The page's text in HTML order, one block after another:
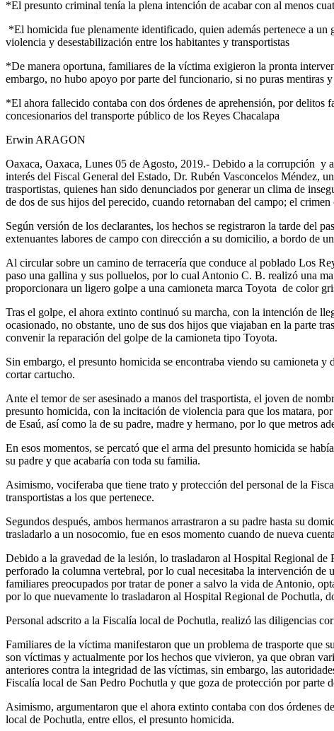
*El presunto criminal tenía la plena intención de acabar con al menos
*El homicida fue plenamente identificado, quien además pertenece a
violencia y desestabilización entre los habitantes y transportistas
*De manera oportuna, familiares de la víctima exigieron la pronta
embargo, no hubo apoyo por parte del funcionario, si no puras mentiras y
*El ahora fallecido contaba con dos órdenes de aprehensión, por
concesionarios del transporte público de los Reyes Chacalapa
Erwin ARAGON
Oaxaca, Oaxaca, Lunes 05 de Agosto, 2019.- Debido a la corrupción y
interés del Fiscal General del Estado, Dr. Rubén Vasconcelos Méndez,
trasportistas, quienes han sido denunciados por generar un clima de
de dos de sus hijos del perecido, cuando retornaban del campo; el
Según versión de los declarantes, los hechos se registraron la tarde del
extenuantes labores de campo con dirección a su domicilio, a bordo de
Al circular sobre un camino de terracería que conduce al poblado Los
paso una gallina y sus polluelos, por lo cual Antonio C. B. realizó una
proporcionara un ligero golpe a una camioneta marca Toyota de color
Tras el golpe, el ahora extinto continuó su marcha, con la intención de
ocasionado, no obstante, uno de sus dos hijos que viajaban en la parte
convenir la reparación del golpe de la camioneta tipo Toyota.
Sin embargo, el presunto homicida se encontraba viendo su camioneta
cortar cartucho.
Ante el temor de ser asesinado a manos del trasportista, el joven de
presunto homicida, con la incitación de violencia para que los matara,
de Esaú, así como la de su padre, madre y hermano, por lo que metros
En esos momentos, se percató que el arma del presunto homicida se
su padre y que acabaría con toda su familia.
Asimismo, vociferaba que tiene trato y protección del personal de la
transportistas a los que pertenece.
Segundos después, ambos hermanos arrastraron a su padre hasta su
trasladarlo a un nosocomio, fue en esos momento cuando de nueva
Debido a la gravedad de la lesión, lo trasladaron al Hospital Regional
perforado la columna vertebral, por lo cual necesitaba la intervención de
familiares preocupados por tratar de poner a salvo la vida de Antonio,
por lo que nuevamente lo trasladaron al Hospital Regional de Pochutla,
Personal adscrito a la Fiscalía local de Pochutla, realizó las diligencias
Familiares de la víctima manifestaron que un problema de trasporte que
son víctimas y actualmente por los hechos que vivieron, ya que obran
anteriores contra la integridad de las víctimas, sin embargo, las
Fiscalía local de San Pedro Pochutla y que goza de protección por parte
Asimismo, argumentaron que el ahora extinto contaba con dos órdenes
local de Pochutla, entre ellos, el presunto homicida.